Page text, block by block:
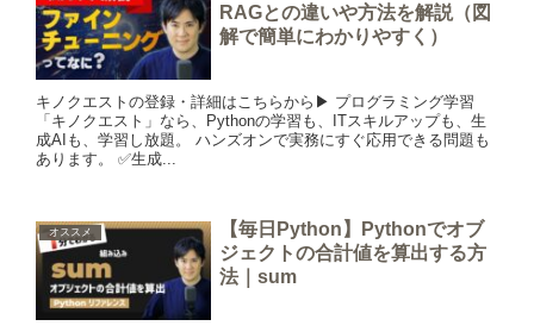
RAGとの違いや方法を解説（図
解で簡単にわかりやすく）
キノクエストの登録・詳細はこちらから▶︎ プログラミング学習
「キノクエスト」なら、Pythonの学習も、ITスキルアップも、生
成AIも、学習し放題。 ハンズオンで実務にすぐ応用できる問題も
あります。 ✅生成...
オススメ
【毎日Python】Pythonでオブ
ジェクトの合計値を算出する方
法｜sum